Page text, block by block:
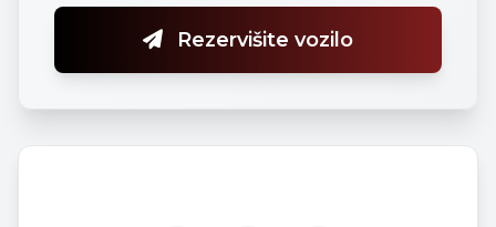
Rezervišite vozilo